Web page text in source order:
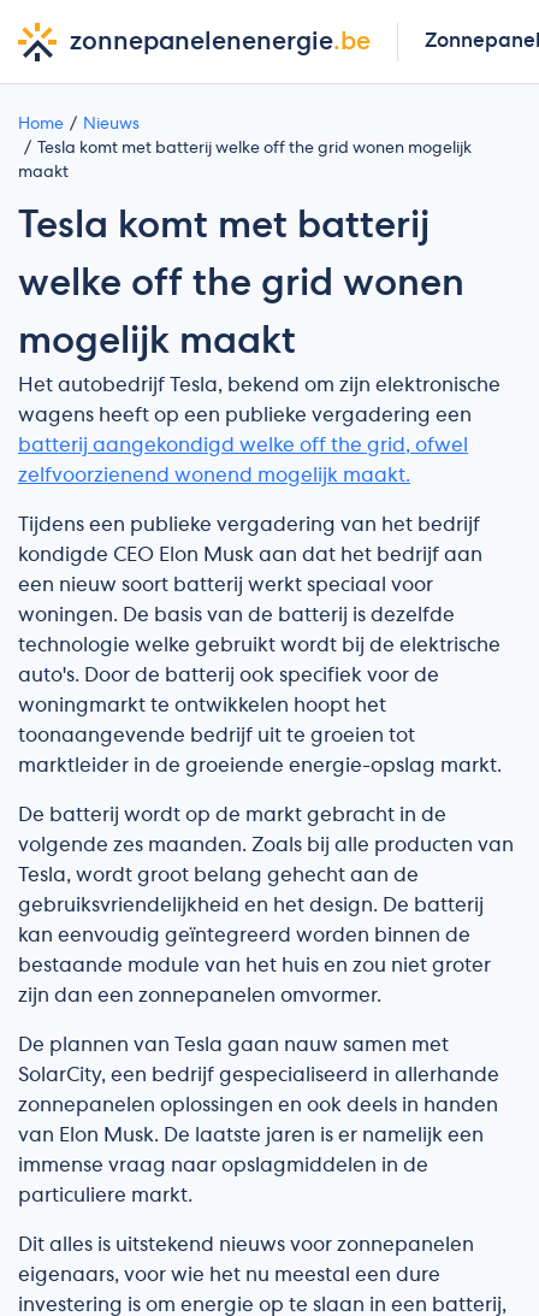
zonnepanelenenergie.be
Home
Nieuws
Tesla komt met batterij welke off the grid wonen mogelijk
maakt
Tesla komt met batterij
welke off the grid wonen
mogelijk maakt
Het autobedrijf Tesla, bekend om zijn elektronische
wagens heeft op een publieke vergadering een
batterij aangekondigd welke off the grid, ofwel
zelfvoorzienend wonend mogelijk maakt.
Tijdens een publieke vergadering van het bedrijf
kondigde CEO Elon Musk aan dat het bedrijf aan
een nieuw soort batterij werkt speciaal voor
woningen. De basis van de batterij is dezelfde
technologie welke gebruikt wordt bij de elektrische
auto's. Door de batterij ook specifiek voor de
woningmarkt te ontwikkelen hoopt het
toonaangevende bedrijf uit te groeien tot
marktleider in de groeiende energie-opslag markt.
De batterij wordt op de markt gebracht in de
volgende zes maanden. Zoals bij alle producten van
Tesla, wordt groot belang gehecht aan de
gebruiksvriendelijkheid en het design. De batterij
kan eenvoudig geïntegreerd worden binnen de
bestaande module van het huis en zou niet groter
zijn dan een zonnepanelen omvormer.
De plannen van Tesla gaan nauw samen met
SolarCity, een bedrijf gespecialiseerd in allerhande
zonnepanelen oplossingen en ook deels in handen
van Elon Musk. De laatste jaren is er namelijk een
immense vraag naar opslagmiddelen in de
particuliere markt.
Dit alles is uitstekend nieuws voor zonnepanelen
eigenaars, voor wie het nu meestal een dure
investering is om energie op te slaan in een batterij,